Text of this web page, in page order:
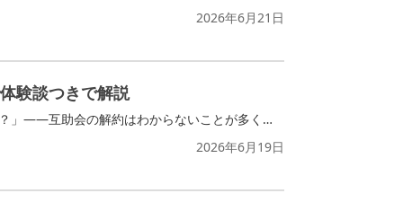
2026年6月21日
験談つきで解説
「親が入っていた互助会、もう使わないけれど解約できるの？」「手数料でいくら損をする？」——互助会の解約はわからないことが多く、不安になりますよね。 この記事では、互助会解約の流れから、手数料・返金額・必要書類、「亡くなった親の互助会を解約する方法」などを、実際に解約を経験された方の体験談を交えながら解説します。
2026年6月19日